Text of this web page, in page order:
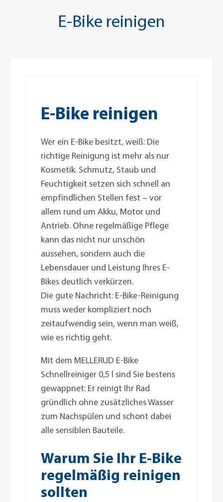
E-Bike reinigen
E-Bike reinigen
Wer ein E-Bike besitzt, weiß: Die
richtige Reinigung ist mehr als nur
Kosmetik. Schmutz, Staub und
Feuchtigkeit setzen sich schnell an
empfindlichen Stellen fest – vor
allem rund um Akku, Motor und
Antrieb. Ohne regelmäßige Pflege
kann das nicht nur unschön
aussehen, sondern auch die
Lebensdauer und Leistung Ihres E-
Bikes deutlich verkürzen.
Die gute Nachricht: E-Bike-Reinigung
muss weder kompliziert noch
zeitaufwendig sein, wenn man weiß,
wie es richtig geht.
Mit dem MELLERUD E-Bike
Schnellreiniger 0,5 l sind Sie bestens
gewappnet: Er reinigt Ihr Rad
gründlich ohne zusätzliches Wasser
zum Nachspülen und schont dabei
alle sensiblen Bauteile.
Warum Sie Ihr E-Bike
regelmäßig reinigen
sollten